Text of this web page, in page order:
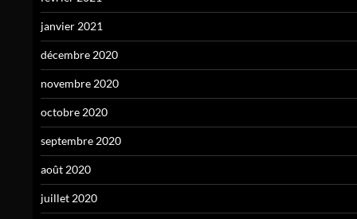
janvier 2021
décembre 2020
novembre 2020
octobre 2020
septembre 2020
août 2020
juillet 2020